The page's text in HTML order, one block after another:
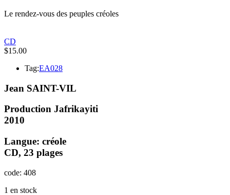
Le rendez-vous des peuples créoles
CD
$15.00
Tag:EA028
Jean SAINT-VIL
Production Jafrikayiti
2010
Langue: créole
CD, 23 plages
code: 408
1 en stock